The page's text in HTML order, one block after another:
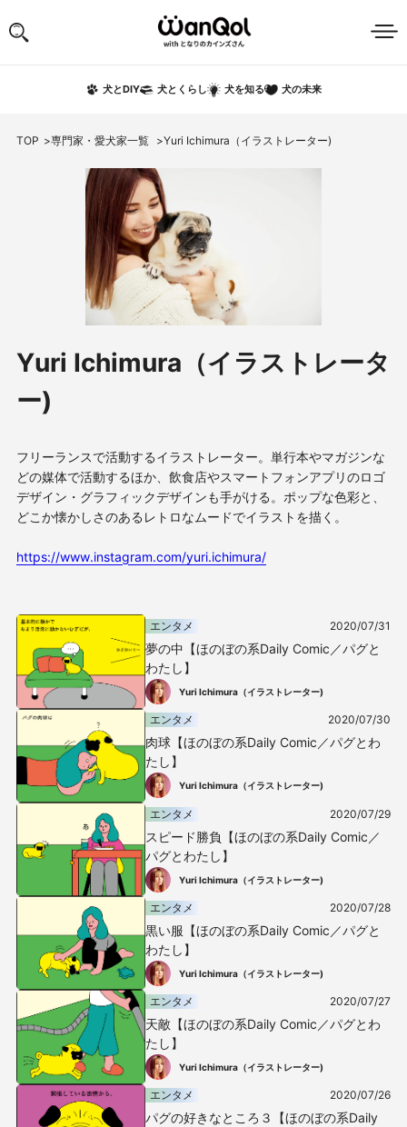
犬とDIY 犬とくらし 犬を知る 犬の未来
TOP 専門家・愛犬家一覧 Yuri Ichimura（イラストレーター)
Yuri Ichimura（イラストレータ
ー)
フリーランスで活動するイラストレーター。単行本やマガジンな
どの媒体で活動するほか、飲食店やスマートフォンアプリのロゴ
デザイン・グラフィックデザインも手がける。ポップな色彩と、
どこか懐かしさのあるレトロなムードでイラストを描く。
https://www.instagram.com/yuri.ichimura/
エンタメ 2020/07/31
夢の中【ほのぼの系Daily Comic／パグと
わたし】
Yuri Ichimura（イラストレーター)
エンタメ 2020/07/30
肉球【ほのぼの系Daily Comic／パグとわ
たし】
Yuri Ichimura（イラストレーター)
エンタメ 2020/07/29
スピード勝負【ほのぼの系Daily Comic／
パグとわたし】
Yuri Ichimura（イラストレーター)
エンタメ 2020/07/28
黒い服【ほのぼの系Daily Comic／パグと
わたし】
Yuri Ichimura（イラストレーター)
エンタメ 2020/07/27
天敵【ほのぼの系Daily Comic／パグとわ
たし】
Yuri Ichimura（イラストレーター)
エンタメ 2020/07/26
パグの好きなところ３【ほのぼの系Daily